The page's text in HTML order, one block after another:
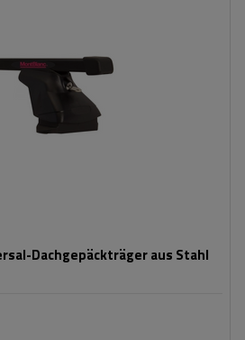
Dachgepäckträger aus Stahl